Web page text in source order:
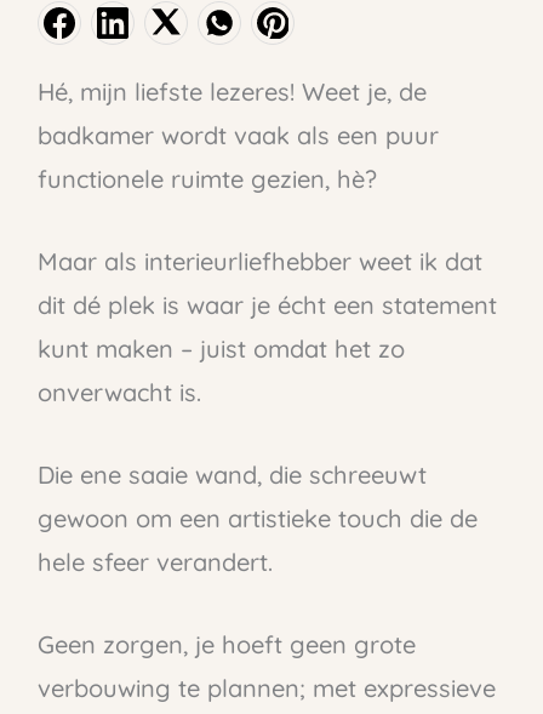
Hé, mijn liefste lezeres! Weet je, de
badkamer wordt vaak als een puur
functionele ruimte gezien, hè?
Maar als interieurliefhebber weet ik dat
dit dé plek is waar je écht een statement
kunt maken – juist omdat het zo
onverwacht is.
Die ene saaie wand, die schreeuwt
gewoon om een artistieke touch die de
hele sfeer verandert.
Geen zorgen, je hoeft geen grote
verbouwing te plannen; met expressieve